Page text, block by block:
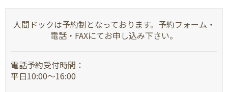
人間ドックは予約制となっております。予約フォーム・
電話・FAXにてお申し込み下さい。
電話予約受付時間：
平日10:00～16:00